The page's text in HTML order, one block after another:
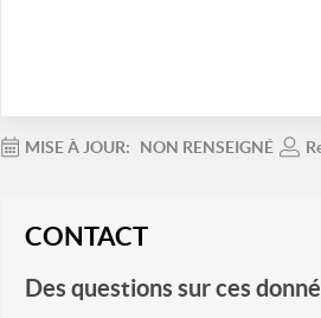
MISE À JOUR: NON RENSEIGNÉ
CONTACT
Des questions sur ces